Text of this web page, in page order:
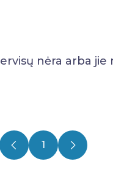
nėra arba jie
1